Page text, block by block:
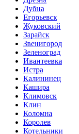
Дубна
Егорьевск
Жуковский
Зарайск
Звенигород
Зеленоград
Ивантеевка
Истра
Калининец
Кашира
Климовск
Клин
Коломна
Королев
Котельники